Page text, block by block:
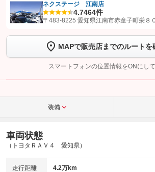
【STEP1】認証画面でグーネットを友だち追加してか
トーク画面で
ボタンをタップして問い合
完了してください。
こちら
ネクステージ 江南店
4.7464件
〒483-8225 愛知県江南市赤童子町栄８０
MAPで販売店までのルートを
スマートフォンの位置情報をONにし
装備
車両状態
（トヨタＲＡＶ４ 愛知県）
走行距離 4.2万km